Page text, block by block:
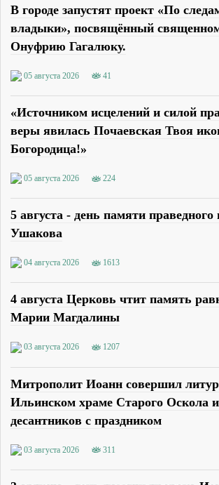
В городе запустят проект «По
владыки», посвящённый
Онуфрию Гагалюку.
05 августа 2026 41
«Источником исцелений и силой
веры явилась Почаевская Твоя
Богородица!»
05 августа 2026 224
5 августа - день памяти
Ушакова
04 августа 2026 1613
4 августа Церковь чтит память
Марии Магдалины
03 августа 2026 1207
Митрополит Иоанн совершил
Ильинском храме Старого Оскола
десантников с праздником
03 августа 2026 311